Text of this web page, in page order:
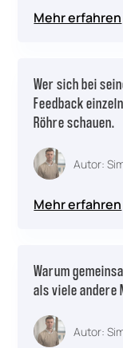
Mehr erfahren
Wer sich bei
Feedback
Röhre schauen.
Autor:
Mehr erfahren
Warum
als viele
Autor: